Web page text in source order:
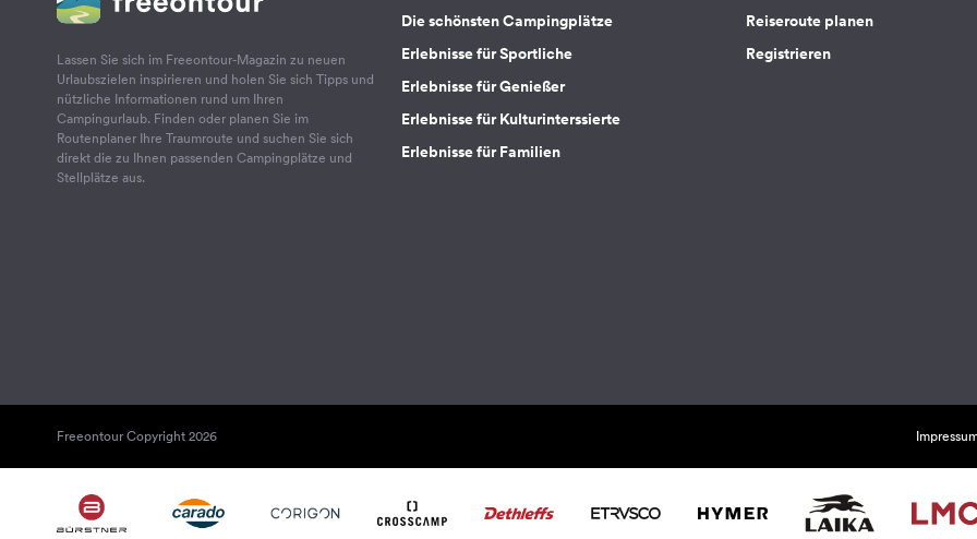
Lassen Sie sich im Freeontour-Magazin zu neuen
Urlaubszielen inspirieren und holen Sie sich Tipps und
nützliche Informationen rund um Ihren
Campingurlaub. Finden oder planen Sie im
Routenplaner Ihre Traumroute und suchen Sie sich
direkt die zu Ihnen passenden Campingplätze und
Stellplätze aus.
Die schönsten Campingplätze
Erlebnisse für Sportliche
Erlebnisse für Genießer
Erlebnisse für Kulturinterssierte
Erlebnisse für Familien
Reiseroute planen
Registrieren
Freeontour Copyright 2026